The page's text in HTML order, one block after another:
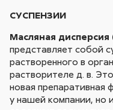
СУСПЕНЗИИ
Масляная
представляет собой
растворенного в
растворителе д. в.
новая препаративная
у нашей компании, но